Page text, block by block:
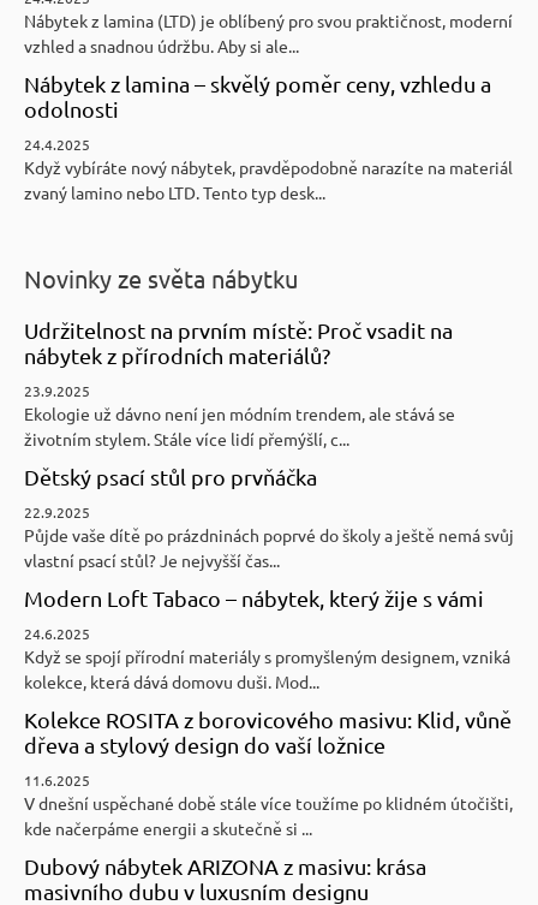
Nábytek z lamina (LTD) je oblíbený pro svou praktičnost, moderní
vzhled a snadnou údržbu. Aby si ale...
Nábytek z lamina – skvělý poměr ceny, vzhledu a
odolnosti
24.4.2025
Když vybíráte nový nábytek, pravděpodobně narazíte na materiál
zvaný lamino nebo LTD. Tento typ desk...
Novinky ze světa nábytku
Udržitelnost na prvním místě: Proč vsadit na
nábytek z přírodních materiálů?
23.9.2025
Ekologie už dávno není jen módním trendem, ale stává se
životním stylem. Stále více lidí přemýšlí, c...
Dětský psací stůl pro prvňáčka
22.9.2025
Půjde vaše dítě po prázdninách poprvé do školy a ještě nemá svůj
vlastní psací stůl? Je nejvyšší čas...
Modern Loft Tabaco – nábytek, který žije s vámi
24.6.2025
Když se spojí přírodní materiály s promyšleným designem, vzniká
kolekce, která dává domovu duši. Mod...
Kolekce ROSITA z borovicového masivu: Klid, vůně
dřeva a stylový design do vaší ložnice
11.6.2025
V dnešní uspěchané době stále více toužíme po klidném útočišti,
kde načerpáme energii a skutečně si ...
Dubový nábytek ARIZONA z masivu: krása
masivního dubu v luxusním designu